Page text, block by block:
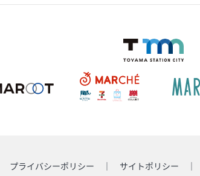
プライバシーポリシー サイトポリシー